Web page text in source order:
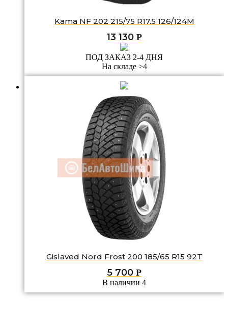
Kama NF 202 215/75 R17.5 126/124M
13 130 Р
ПОД ЗАКАЗ 2-4 ДНЯ
На складе >4
Gislaved Nord Frost 200 185/65 R15 92T
5 700 Р
В наличии 4